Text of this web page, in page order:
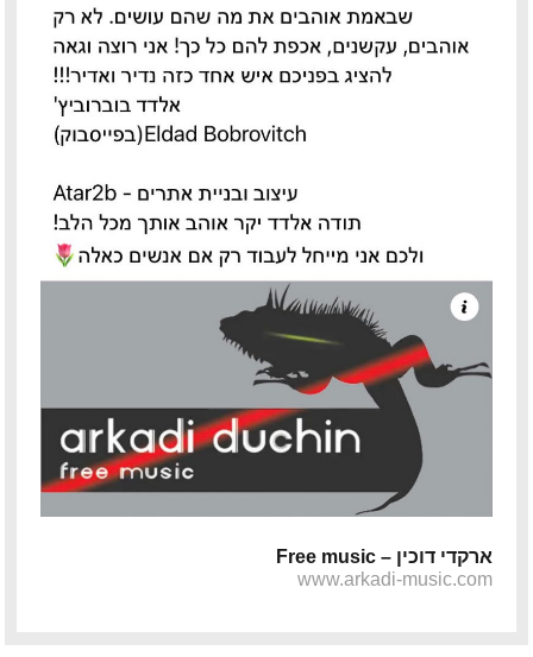
דודי לוי – מוזיקאי, גיטריסט ויוצר
הצג עוד המלצות >>
ארקדי דוכין – Free music
www.arkadi-music.com